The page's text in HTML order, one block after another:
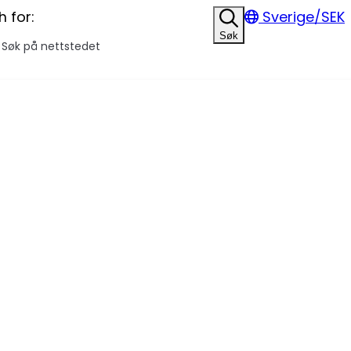
for:
Søk
Sverige/SEK